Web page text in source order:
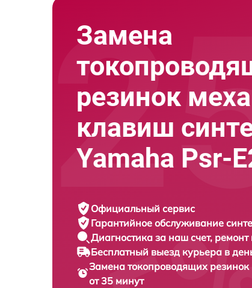
Замена
резинок
клавиш
Yamaha Psr-
Официальный сервис
Гарантийное обслуживание
Диагностика за наш счет,
Бесплатный выезд курьера в
Замена токопроводящих
от 35 минут